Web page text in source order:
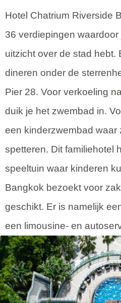
Hotel Chatrium Riverside
36 verdiepingen
uitzicht over de stad hebt.
dineren onder de
Pier 28. Voor verkoeling
duik je het zwembad in.
een kinderzwembad waar
spetteren. Dit familiehotel
speeltuin waar kinderen
Bangkok bezoekt voor
geschikt. Er is namelijk
een limousine- en